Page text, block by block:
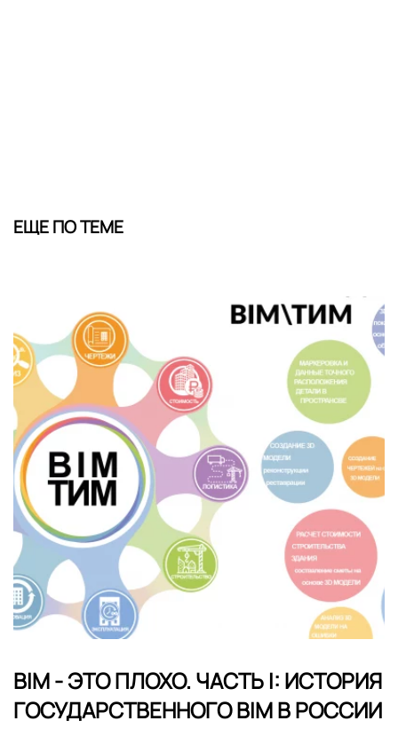
ЕЩЕ ПО ТЕМЕ
BIM - ЭТО ПЛОХО. ЧАСТЬ I: ИСТОРИЯ
ГОСУДАРСТВЕННОГО BIM В РОССИИ